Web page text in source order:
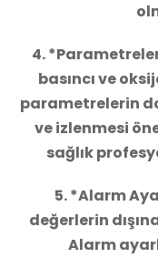
4.
basıncı ve
parametrelerin
ve izlenmesi
sağlık
5. *Alarm
değerlerin
Alarm